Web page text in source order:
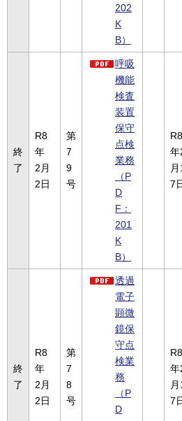
202
K
B）
終
了
R8
年
2月
2日
第
7
9
号
呼吸
機能
検査
装置
保守
点検
業務
（P
D
F：
201
K
B）
R8
年
月
7
終
了
R8
年
2月
2日
第
7
8
号
透過
電子
顕微
鏡保
守点
検業
務
（P
D
R8
年
月
7